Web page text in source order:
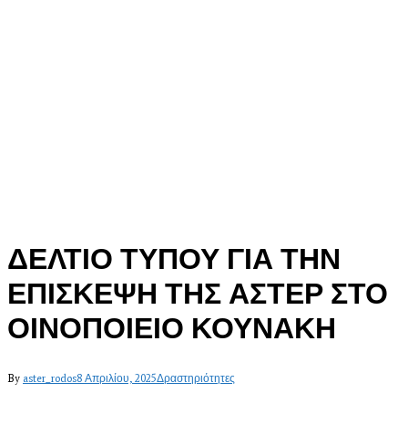
ΔΕΛΤΙΟ ΤΥΠΟΥ ΓΙΑ ΤΗΝ
ΕΠΙΣΚΕΨΗ ΤΗΣ ΑΣΤΕΡ ΣΤΟ
ΟΙΝΟΠΟΙΕΙΟ ΚΟΥΝΑΚΗ
By aster_rodos8 Απριλίου, 2025Δραστηριότητες